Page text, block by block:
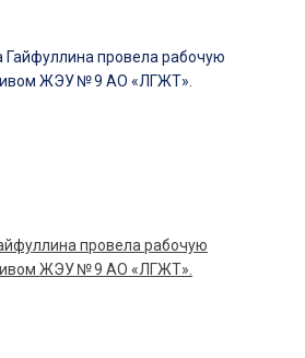
ЖЭУ № 9 АО «ЛГЖТ».